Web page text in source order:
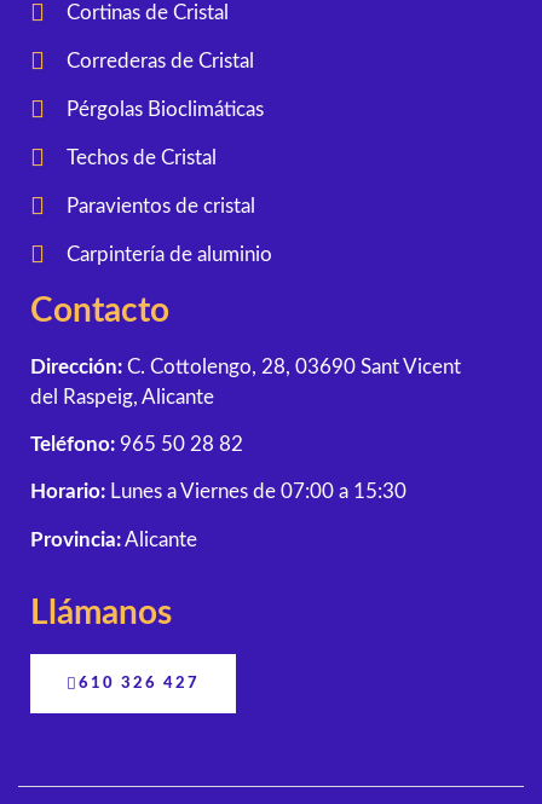
Cortinas de Cristal
Correderas de Cristal
Pérgolas Bioclimáticas
Techos de Cristal
Paravientos de cristal
Carpintería de aluminio
Contacto
Dirección: C. Cottolengo, 28, 03690 Sant Vicent
del Raspeig, Alicante
Teléfono: 965 50 28 82
Horario: Lunes a Viernes de 07:00 a 15:30
Provincia:Alicante
Llámanos
610 326 427